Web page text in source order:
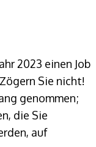
2023 einen Job
Sie nicht!
genommen;
die Sie
auf